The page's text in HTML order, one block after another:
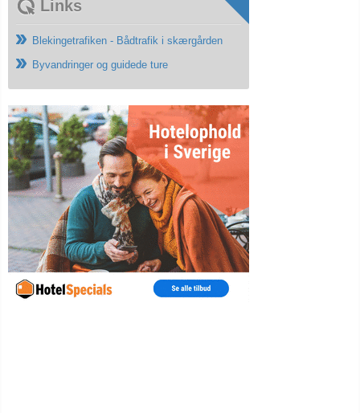
Links
Blekingetrafiken - Bådtrafik i skærgården
Byvandringer og guidede ture